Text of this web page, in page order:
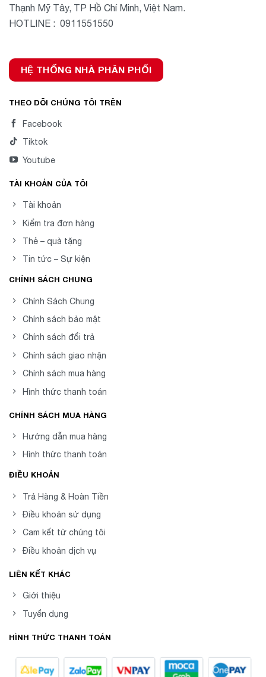
Thạnh Mỹ Tây, TP Hồ Chí Minh, Việt Nam.
HOTLINE : 0911551550
HỆ THỐNG NHÀ PHÂN PHỐI
THEO DÕI CHÚNG TÔI TRÊN
Facebook
Tiktok
Youtube
TÀI KHOẢN CỦA TÔI
Tài khoản
Kiểm tra đơn hàng
Thẻ – quà tặng
Tin tức – Sự kiện
CHÍNH SÁCH CHUNG
Chính Sách Chung
Chính sách bảo mật
Chính sách đổi trả
Chính sách giao nhận
Chính sách mua hàng
Hình thức thanh toán
CHÍNH SÁCH MUA HÀNG
Hướng dẫn mua hàng
Hình thức thanh toán
ĐIỀU KHOẢN
Trả Hàng & Hoàn Tiền
Điều khoản sử dụng
Cam kết từ chúng tôi
Điều khoản dịch vụ
LIÊN KẾT KHÁC
Giới thiệu
Tuyển dụng
HÌNH THỨC THANH TOÁN